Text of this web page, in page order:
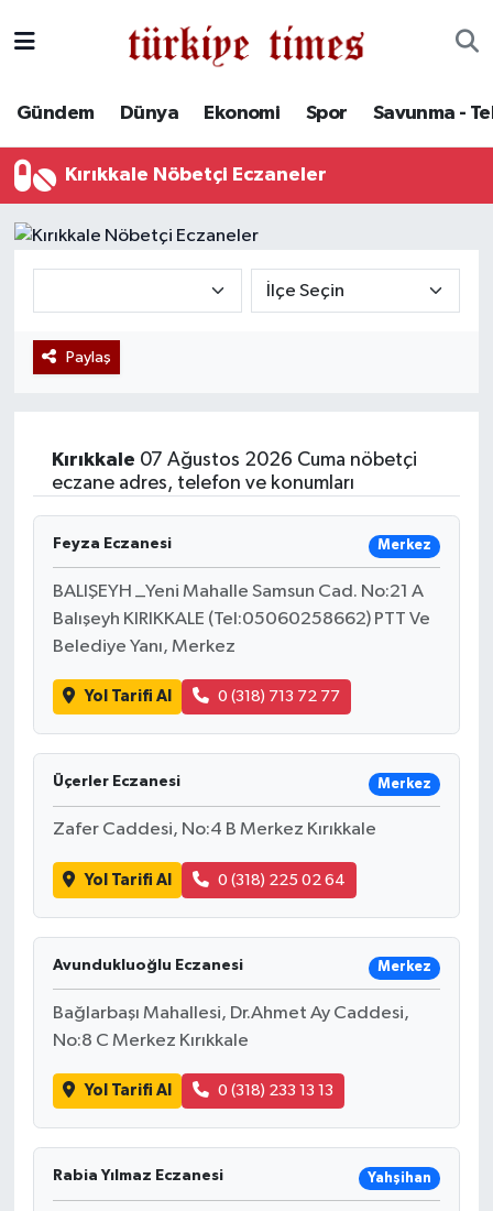
Gündem Dünya Ekonomi Spor Savunma -
Kırıkkale Nöbetçi Eczaneler
Paylaş
Kırıkkale 07 Ağustos 2026 Cuma nöbetçi
eczane adres, telefon ve konumları
Feyza Eczanesi Merkez
BALIŞEYH _Yeni Mahalle Samsun Cad. No:21 A
Balışeyh KIRIKKALE (Tel:05060258662) PTT Ve
Belediye Yanı, Merkez
Yol Tarifi Al 0 (318) 713 72 77
Üçerler Eczanesi Merkez
Zafer Caddesi, No:4 B Merkez Kırıkkale
Yol Tarifi Al 0 (318) 225 02 64
Avundukluoğlu Eczanesi Merkez
Bağlarbaşı Mahallesi, Dr.Ahmet Ay Caddesi,
No:8 C Merkez Kırıkkale
Yol Tarifi Al 0 (318) 233 13 13
Rabia Yılmaz Eczanesi Yahşihan
Savunma - Teknoloji
Kültür - Sanat
Son Dakika Haberleri
Haber Arşivi